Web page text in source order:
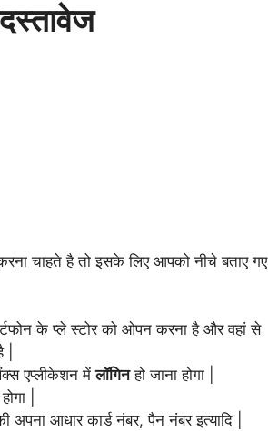
चाहते है तो इसके लिए आपको नीचे बताए गए
के प्ले स्टोर को ओपन करना है और वहां से
एप्लीकेशन मेंलॉगिनहो जाना होगा |
|
अपना आधार कार्ड नंबर, पैन नंबर इत्यादि |